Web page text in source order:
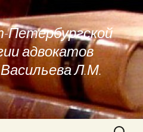
адвокатов
Л.М.
Найти: